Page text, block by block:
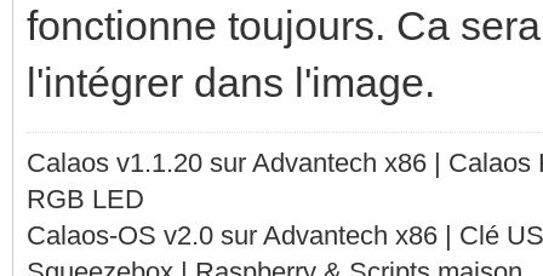
fonctionne toujours. Ca
l'intégrer dans l'image.
Calaos v1.1.20 sur Advantech x86 |
RGB LED
Calaos-OS v2.0 sur Advantech x86 | Clé